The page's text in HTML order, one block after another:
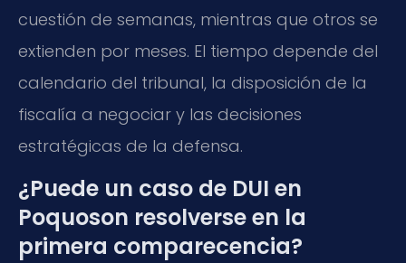
cuestión de semanas, mientras que otros se
extienden por meses. El tiempo depende del
calendario del tribunal, la disposición de la
fiscalía a negociar y las decisiones
estratégicas de la defensa.
¿Puede un caso de DUI en
Poquoson resolverse en la
primera comparecencia?